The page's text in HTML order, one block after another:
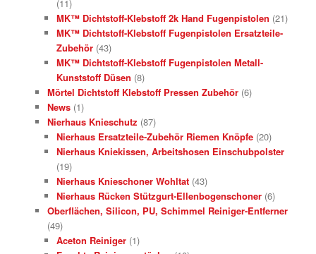
(11)
MK™ Dichtstoff-Klebstoff 2k Hand Fugenpistolen (21)
MK™ Dichtstoff-Klebstoff Fugenpistolen Ersatzteile-
Zubehör (43)
MK™ Dichtstoff-Klebstoff Fugenpistolen Metall-
Kunststoff Düsen (8)
Mörtel Dichtstoff Klebstoff Pressen Zubehör (6)
News (1)
Nierhaus Knieschutz (87)
Nierhaus Ersatzteile-Zubehör Riemen Knöpfe (20)
Nierhaus Kniekissen, Arbeitshosen Einschubpolster
(19)
Nierhaus Knieschoner Wohltat (43)
Nierhaus Rücken Stützgurt-Ellenbogenschoner (6)
Oberflächen, Silicon, PU, Schimmel Reiniger-Entferner
(49)
Aceton Reiniger (1)